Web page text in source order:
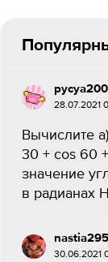
28.07.2021
Вычислите
30 + cos 60
значение
в радианах
nastia295
30.06.2021